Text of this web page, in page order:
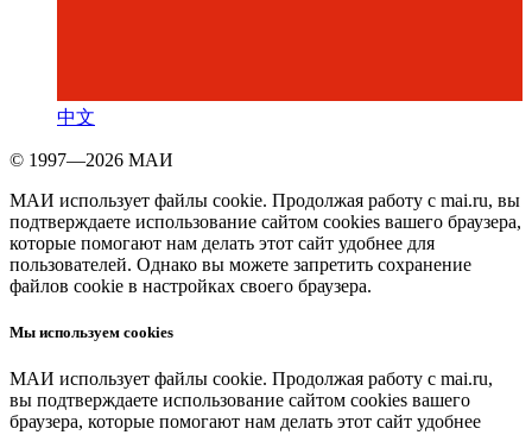
中文
© 1997—2026 МАИ
МАИ использует файлы cookie. Продолжая работу с mai.ru, вы
подтверждаете использование сайтом cookies вашего браузера,
которые помогают нам делать этот сайт удобнее для
пользователей. Однако вы можете запретить сохранение
файлов cookie в настройках своего браузера.
Мы используем cookies
МАИ использует файлы cookie. Продолжая работу с mai.ru,
вы подтверждаете использование сайтом cookies вашего
браузера, которые помогают нам делать этот сайт удобнее